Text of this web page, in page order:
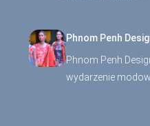
Phnom Penh
Phnom Penh
wydarzenie